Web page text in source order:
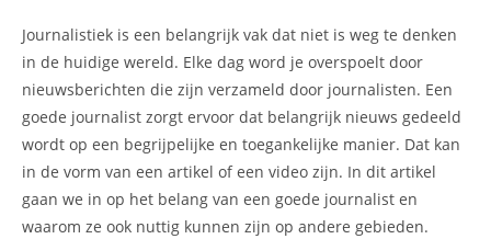
Journalistiek is een belangrijk vak dat niet is weg te denken
in de huidige wereld. Elke dag word je overspoelt door
nieuwsberichten die zijn verzameld door journalisten. Een
goede journalist zorgt ervoor dat belangrijk nieuws gedeeld
wordt op een begrijpelijke en toegankelijke manier. Dat kan
in de vorm van een artikel of een video zijn. In dit artikel
gaan we in op het belang van een goede journalist en
waarom ze ook nuttig kunnen zijn op andere gebieden.